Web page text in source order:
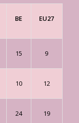
BE EU27
15 9
10 12
24 19